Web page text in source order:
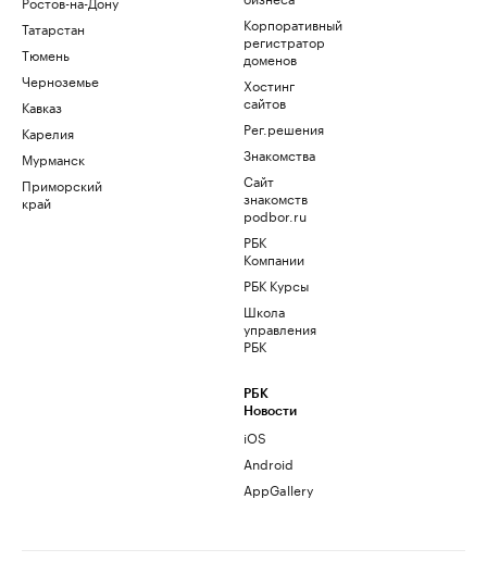
Татарстан
Тюмень
Черноземье
Кавказ
Карелия
Мурманск
Приморский
край
Корпоративный
регистратор
доменов
Хостинг
сайтов
Рег.решения
Знакомства
Сайт
знакомств
podbor.ru
РБК
Компании
РБК Курсы
Школа
управления
РБК
РБК
Новости
iOS
Android
AppGallery